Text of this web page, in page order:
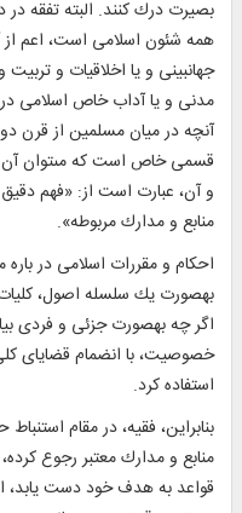
بصيرت درك كنند. البته تفقه
همه شئون اسلامى است، اعم
جهان‏بينى و يا اخلاقيات و تربيت
مدنى و يا آداب خاص اسلامى
آنچه در ميان مسلمين از قرن
قسمى خاص است كه مى‏توان آن
و آن، عبارت است از: «فهم
منابع و مدارك مربوطه».
احكام و مقررات اسلامى در باره
به‏صورت يك سلسله اصول،
اگر چه به‏صورت جزئى و فردى
خصوصيت، با انضمام قضاياى
‏استفاده كرد.
بنابراين، فقيه، در مقام
منابع و مدارك معتبر رجوع
قواعد به هدف خود دست يابد،